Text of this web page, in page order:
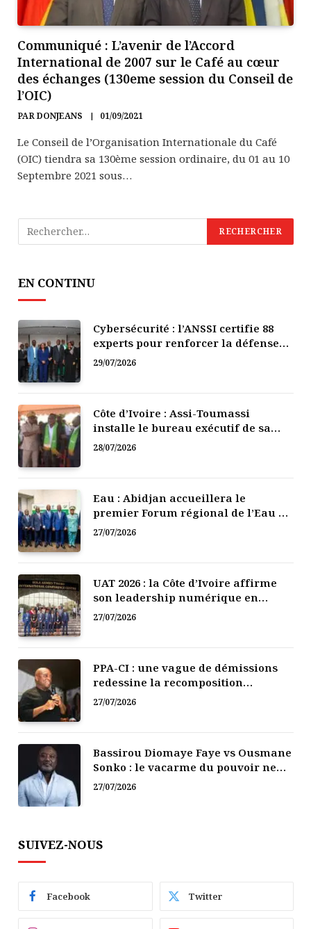
Communiqué : L’avenir de l’Accord
International de 2007 sur le Café au cœur
des échanges (130eme session du Conseil de
l’OIC)
PARDONJEANS 01/09/2021
Le Conseil de l’Organisation Internationale du Café
(OIC) tiendra sa 130ème session ordinaire, du 01 au 10
Septembre 2021 sous…
EN CONTINU
Cybersécurité : l’ANSSI certifie 88
experts pour renforcer la défense
numérique de la Côte d’Ivoire
29/07/2026
Côte d’Ivoire : Assi-Toumassi
installe le bureau exécutif de sa
mutuelle de développement
28/07/2026
Eau : Abidjan accueillera le
premier Forum régional de l’Eau de
l’Afrique de l’Ouest
27/07/2026
UAT 2026 : la Côte d’Ivoire affirme
son leadership numérique en
Afrique
27/07/2026
PPA-CI : une vague de démissions
redessine la recomposition
politique
27/07/2026
Bassirou Diomaye Faye vs Ousmane
Sonko : le vacarme du pouvoir ne
doit pas faire oublier les liens de la
Fraternité
27/07/2026
SUIVEZ-NOUS
Facebook Twitter